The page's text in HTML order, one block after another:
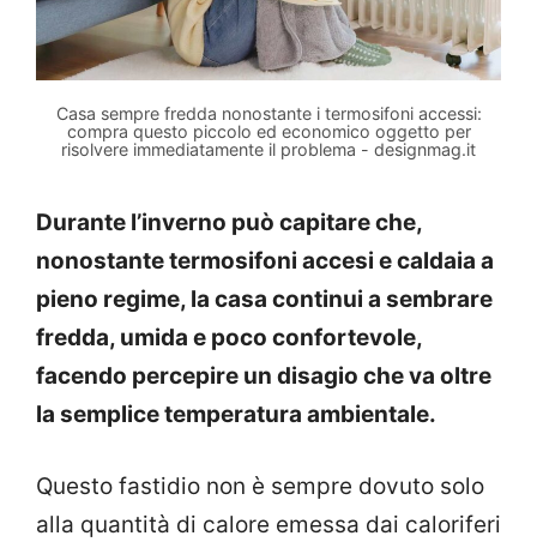
Casa sempre fredda nonostante i termosifoni accessi:
compra questo piccolo ed economico oggetto per
risolvere immediatamente il problema - designmag.it
Durante l’inverno può capitare che,
nonostante termosifoni accesi e caldaia a
pieno regime, la casa continui a sembrare
fredda, umida e poco confortevole,
facendo percepire un disagio che va oltre
la semplice temperatura ambientale.
Questo fastidio non è sempre dovuto solo
alla quantità di calore emessa dai caloriferi